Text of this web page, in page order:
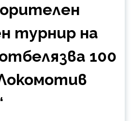
турнир на
100